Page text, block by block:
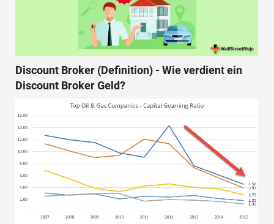
Discount Broker (Definition) - Wie verdient ein
Discount Broker Geld?